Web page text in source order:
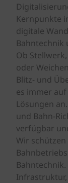
Kernpunkte
digitale
Bahntechnik
Ob
oder
Blitz- und
es immer
Lösungen
und Bahn-
verfügbar
Wir